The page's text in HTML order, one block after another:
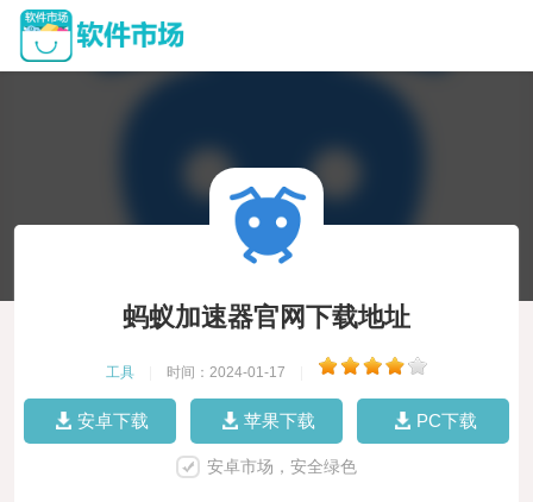
蚂蚁加速器官网下载地址
工具 时间：2024-01-17
安卓下载 苹果下载 PC下载
安卓市场，安全绿色